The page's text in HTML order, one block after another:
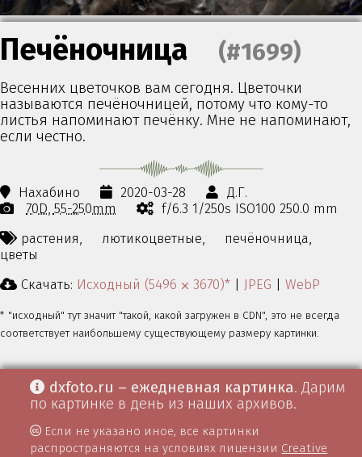
Печёночница (#1699)
Весенних цветочков вам сегодня. Цветочки
называются печёночницей, потому что кому-то
листья напоминают печёнку. Мне не напоминают,
если честно.
Нахабино 2020-03-28
Д.Г.
70D 55-250mm
f/6.3 1/250s ISO100 250.0 mm
растения,
лютикоцветные,
печёночница,
цветы
Скачать: Исходный (5496 ⨉ 3670)* | JPEG | WebP
* "исходный" тут значит "такой, какой загружен в CDN", это не всегда
соответствует наибольшему существующему размеру картинки.
dxfoto.ru – ежедневная картинка. Дарим
по картинке в день из наших архивов.
Если не указано иное, все картинки
распространяются на условиях лицензии Creative